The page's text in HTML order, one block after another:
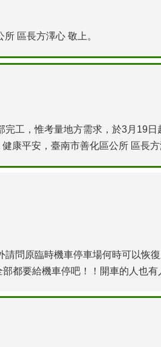
區長方澤心 敬上。
工，惟考量地方需求，於3月19日
康平安，臺南市善化區公所 區長方
問原臨時機車停車場何時可以恢
都要給機車停吧！！開車的人也有